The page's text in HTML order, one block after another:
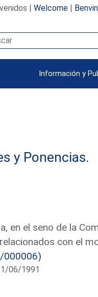
| Welcome|
Información y
y Ponencias.
en el seno de la
con el
000006)
06/1991